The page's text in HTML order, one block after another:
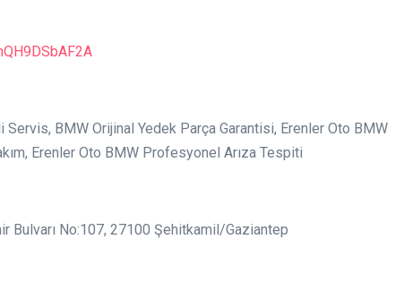
BMW Orijinal Yedek Parça Garantisi, Erenler Oto BMW
Erenler Oto BMW Profesyonel Arıza Tespiti
Bulvarı No:107, 27100 Şehitkamil/Gaziantep